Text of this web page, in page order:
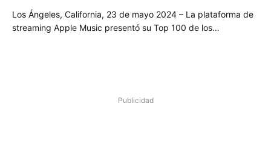
Los Ángeles, California, 23 de mayo 2024 – La plataforma de
streaming Apple Music presentó su Top 100 de los…
Publicidad